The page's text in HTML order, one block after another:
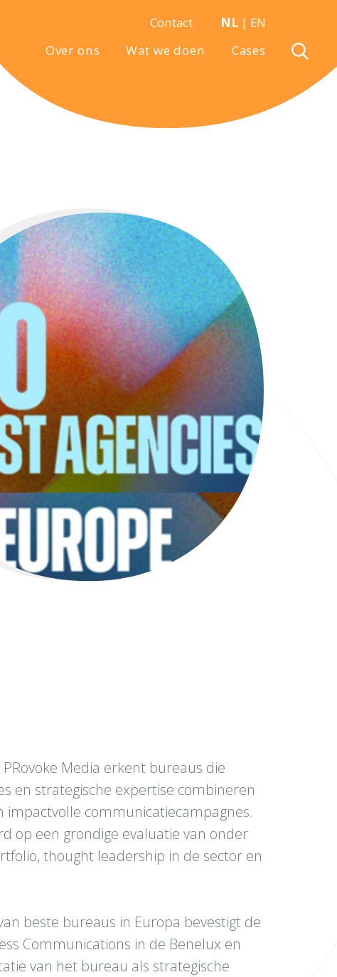
Contact NL | EN
Over ons
Wat we doen Cases
Media erkent bureaus die
en strategische expertise combineren
impactvolle communicatiecampagnes.
op een grondige evaluatie van onder
thought leadership in de sector en
beste bureaus in Europa bevestigt de
Communications in de Benelux en
van het bureau als strategische